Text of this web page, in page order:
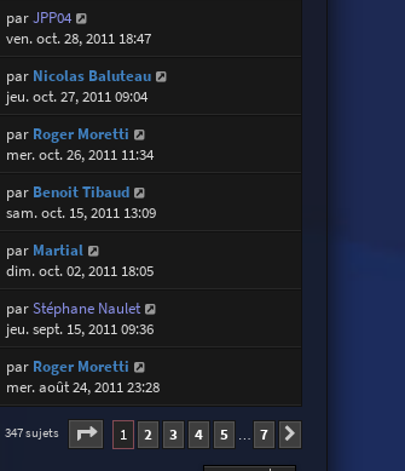
parJPP04
ven. oct. 28, 2011 18:47
par Nicolas Baluteau
jeu. oct. 27, 2011 09:04
par Roger Moretti
mer. oct. 26, 2011 11:34
par Benoit Tibaud
sam. oct. 15, 2011 13:09
par Martial
dim. oct. 02, 2011 18:05
parStéphane Naulet
jeu. sept. 15, 2011 09:36
par Roger Moretti
mer. août 24, 2011 23:28
347 sujets Page 1sur7
1 2 3 4 5 … 7